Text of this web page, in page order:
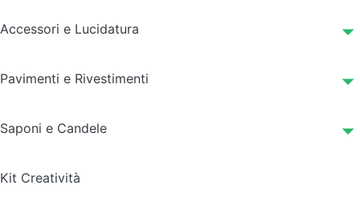
Accessori e Lucidatura
Pavimenti e Rivestimenti
Saponi e Candele
Kit Creatività